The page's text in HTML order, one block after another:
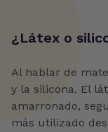
‍¿Látex o
Al hablar de
y la silicona. El
amarronado,
más utilizado